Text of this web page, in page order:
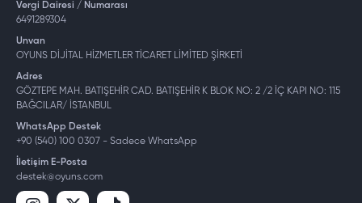
Vergi Dairesi / Numarası
6491289304
Unvan
OYUNS DİJİTAL HİZMETLER TİCARET LİMİTED ŞİRKETİ
Adres
GÖZTEPE MAH. BATIŞEHİR CAD. BATIŞEHİR K BLOK NO: 2 /2 İÇ KAPI NO: 115
BAĞCILAR/ İSTANBUL
WhatsApp Destek
+90 (540) 100 0307 - Sadece WhatsApp
İletişim E-Posta
destek@oyuns.com